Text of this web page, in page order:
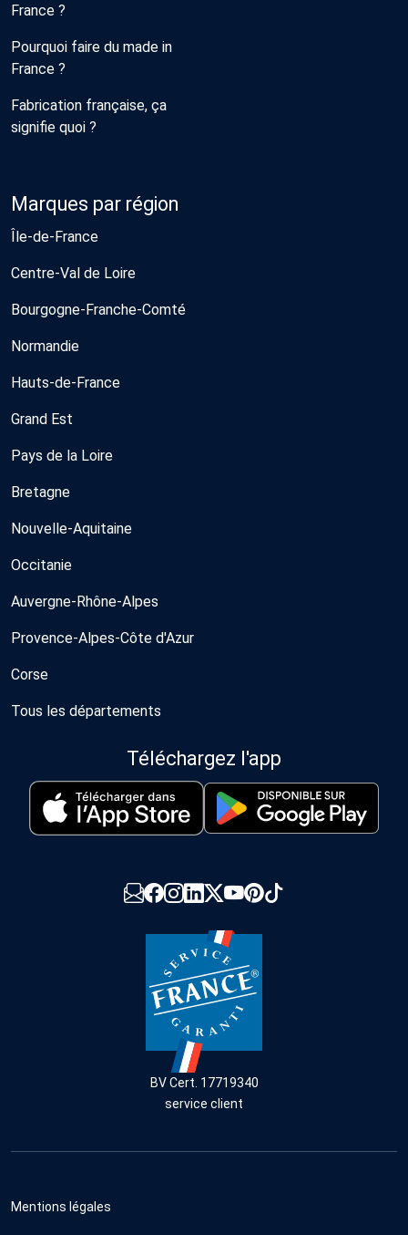
France ?
Pourquoi faire du made in
France ?
Fabrication française, ça
signifie quoi ?
Marques par région
Île-de-France
Centre-Val de Loire
Bourgogne-Franche-Comté
Normandie
Hauts-de-France
Grand Est
Pays de la Loire
Bretagne
Nouvelle-Aquitaine
Occitanie
Auvergne-Rhône-Alpes
Provence-Alpes-Côte d'Azur
Corse
Tous les départements
Téléchargez l'app
BV Cert. 17719340
service client
Mentions légales